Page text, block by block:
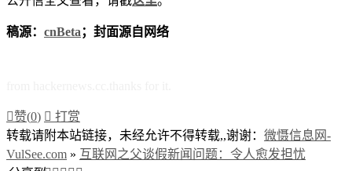
稿源： cnBeta；封面源自网络
赞(0)  打赏
转载请附本站链接，未经允许不得转载,,谢谢： 微慑信息网-
VulSee.com » 互联网之父谈假新闻问题：令人愈发担忧